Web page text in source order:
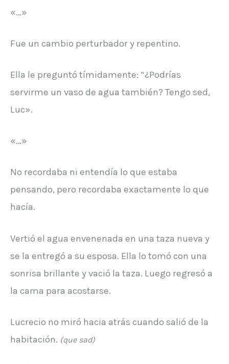
«…»
Fue un cambio perturbador y repentino.
Ella le preguntó tímidamente: “¿Podrías
servirme un vaso de agua también? Tengo sed,
Luc».
«…»
No recordaba ni entendía lo que estaba
pensando, pero recordaba exactamente lo que
hacía.
Vertió el agua envenenada en una taza nueva y
se la entregó a su esposa. Ella lo tomó con una
sonrisa brillante y vació la taza. Luego regresó a
la cama para acostarse.
Lucrecio no miró hacia atrás cuando salió de la
habitación. (que sad)